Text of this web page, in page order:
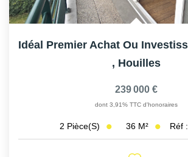
, Houilles
239 000 €
dont 3,91% TTC d'honoraires
2 Pièce(s) 36 M² Réf :